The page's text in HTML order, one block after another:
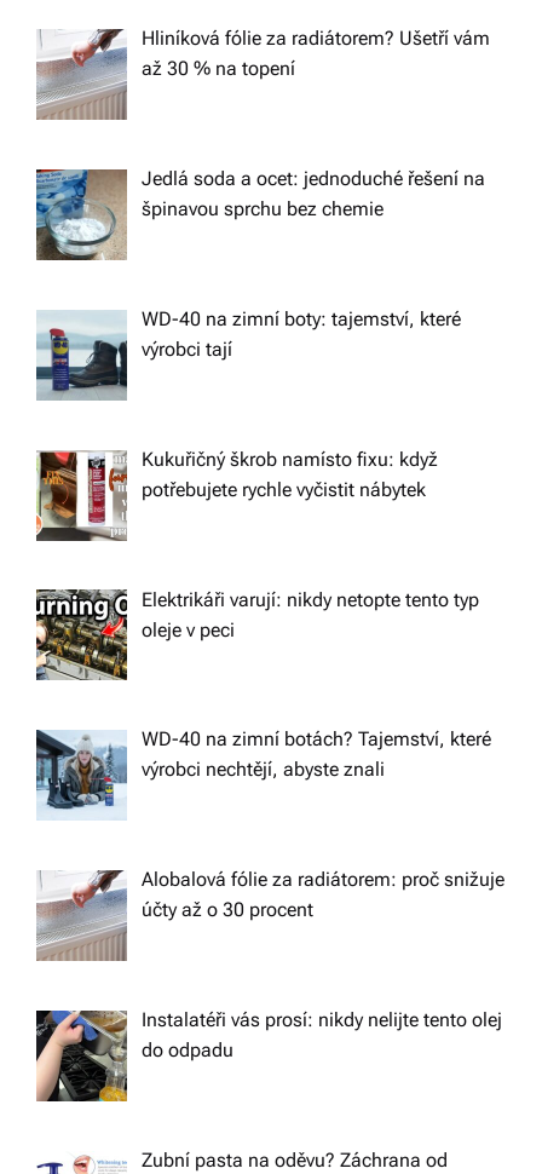
i
o
n
Hliníková fólie za radiátorem? Ušetří vám
až 30 % na topení
Jedlá soda a ocet: jednoduché řešení na
špinavou sprchu bez chemie
WD-40 na zimní boty: tajemství, které
výrobci tají
Kukuřičný škrob namísto fixu: když
potřebujete rychle vyčistit nábytek
Elektrikáři varují: nikdy netopte tento typ
oleje v peci
WD-40 na zimní botách? Tajemství, které
výrobci nechtějí, abyste znali
Alobalová fólie za radiátorem: proč snižuje
účty až o 30 procent
Instalatéři vás prosí: nikdy nelijte tento olej
do odpadu
Zubní pasta na oděvu? Záchrana od